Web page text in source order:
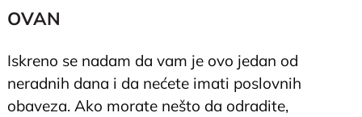
OVAN
Iskreno se nadam da vam je ovo jedan od
neradnih dana i da nećete imati poslovnih
obaveza. Ako morate nešto da odradite,